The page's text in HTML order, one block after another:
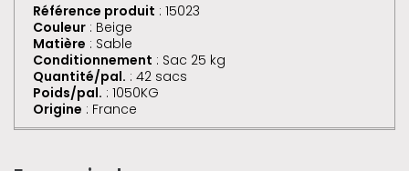
Référence produit : 15023
Couleur : Beige
Matière : Sable
Conditionnement : Sac 25 kg
Quantité/pal. : 42 sacs
Poids/pal. : 1050KG
Origine : France